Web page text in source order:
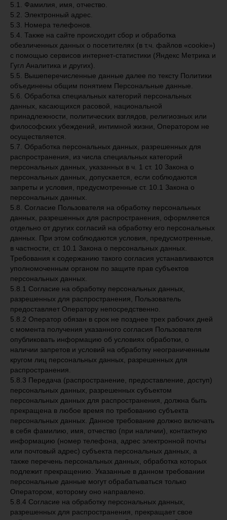
5.1. Фамилия, имя, отчество.
5.2. Электронный адрес.
5.3. Номера телефонов.
5.4. Также на сайте происходит сбор и обработка
обезличенных данных о посетителях (в т.ч. файлов «cookie»)
с помощью сервисов интернет-статистики (Яндекс Метрика и
Гугл Аналитика и других).
5.5. Вышеперечисленные данные далее по тексту Политики
объединены общим понятием Персональные данные.
5.6. Обработка специальных категорий персональных
данных, касающихся расовой, национальной
принадлежности, политических взглядов, религиозных или
философских убеждений, интимной жизни, Оператором не
осуществляется.
5.7. Обработка персональных данных, разрешенных для
распространения, из числа специальных категорий
персональных данных, указанных в ч. 1 ст. 10 Закона о
персональных данных, допускается, если соблюдаются
запреты и условия, предусмотренные ст. 10.1 Закона о
персональных данных.
5.8. Согласие Пользователя на обработку персональных
данных, разрешенных для распространения, оформляется
отдельно от других согласий на обработку его персональных
данных. При этом соблюдаются условия, предусмотренные,
в частности, ст. 10.1 Закона о персональных данных.
Требования к содержанию такого согласия устанавливаются
уполномоченным органом по защите прав субъектов
персональных данных.
5.8.1 Согласие на обработку персональных данных,
разрешенных для распространения, Пользователь
предоставляет Оператору непосредственно.
5.8.2 Оператор обязан в срок не позднее трех рабочих дней
с момента получения указанного согласия Пользователя
опубликовать информацию об условиях обработки, о
наличии запретов и условий на обработку неограниченным
кругом лиц персональных данных, разрешенных для
распространения.
5.8.3 Передача (распространение, предоставление, доступ)
персональных данных, разрешенных субъектом
персональных данных для распространения, должна быть
прекращена в любое время по требованию субъекта
персональных данных. Данное требование должно включать
в себя фамилию, имя, отчество (при наличии), контактную
информацию (номер телефона, адрес электронной почты
или почтовый адрес) субъекта персональных данных, а
также перечень персональных данных, обработка которых
подлежит прекращению. Указанные в данном требовании
персональные данные могут обрабатываться только
Оператором, которому оно направлено.
5.8.4 Согласие на обработку персональных данных,
разрешенных для распространения, прекращает свое